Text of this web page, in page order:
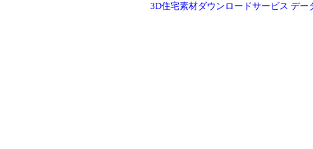
3D住宅素材ダウンロードサービス デー